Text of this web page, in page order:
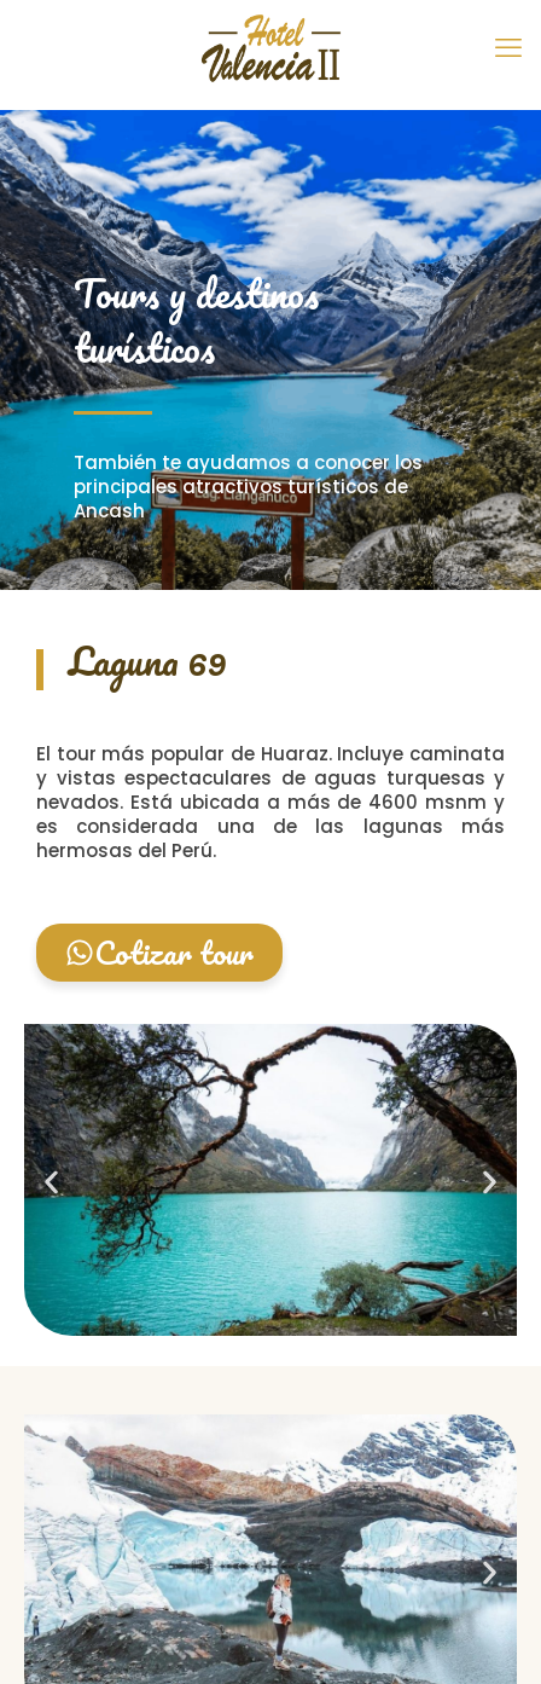
Tours y destinos
turísticos
También te ayudamos a conocer los
principales atractivos turísticos de
Ancash
Laguna 69
El tour más popular de Huaraz. Incluye caminata
y vistas espectaculares de aguas turquesas y
nevados. Está ubicada a más de 4600 msnm y
es considerada una de las lagunas más
hermosas del Perú.
Cotizar tour